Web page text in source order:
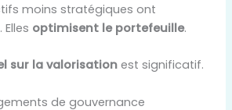
moins stratégiques ont
optimisent le portefeuille.
sur la valorisation est significatif.
de gouvernance